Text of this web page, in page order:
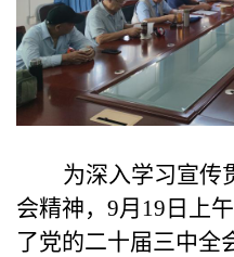
为深入学习宣传
会精神，9月19日上
了党的二十届三中全